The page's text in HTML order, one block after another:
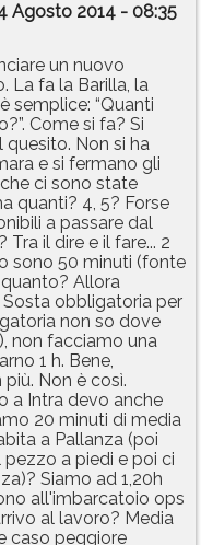
Agosto 2014 - 08:35
un nuovo
La fa la Barilla, la
semplice: “Quanti
Come si fa? Si
Non si ha
e si fermano gli
ci sono state
quanti? 4, 5? Forse
a passare dal
il dire e il fare... 2
sono 50 minuti (fonte
Allora
obbligatoria per
non so dove
non facciamo una
1 h. Bene,
Non è così.
a Intra devo anche
20 minuti di media
a Pallanza (poi
a piedi e poi ci
Siamo ad 1,20h
all'imbarcatoio ops
al lavoro? Media
caso peggiore